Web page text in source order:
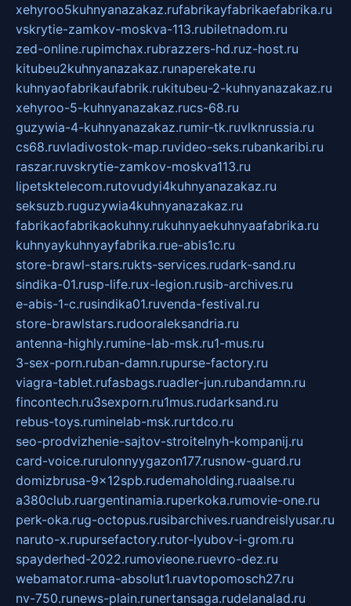
xehyroo5kuhnyanazakaz.rufabrikayfabrikaefabrika.ru
vskrytie-zamkov-moskva-113.rubiletnadom.ru
zed-online.rupimchax.rubrazzers-hd.ruz-host.ru
kitubeu2kuhnyanazakaz.runaperekate.ru
kuhnyaofabrikaufabrik.rukitubeu-2-kuhnyanazakaz.ru
xehyroo-5-kuhnyanazakaz.rucs-68.ru
guzywia-4-kuhnyanazakaz.rumir-tk.ruvlknrussia.ru
cs68.ruvladivostok-map.ruvideo-seks.rubankaribi.ru
raszar.ruvskrytie-zamkov-moskva113.ru
lipetsktelecom.rutovudyi4kuhnyanazakaz.ru
seksuzb.ruguzywia4kuhnyanazakaz.ru
fabrikaofabrikaokuhny.rukuhnyaekuhnyaafabrika.ru
kuhnyaykuhnyayfabrika.rue-abis1c.ru
store-brawl-stars.rukts-services.rudark-sand.ru
sindika-01.rusp-life.rux-legion.rusib-archives.ru
e-abis-1-c.rusindika01.ruvenda-festival.ru
store-brawlstars.rudooraleksandria.ru
antenna-highly.rumine-lab-msk.ru1-mus.ru
3-sex-porn.ruban-damn.rupurse-factory.ru
viagra-tablet.rufasbags.ruadler-jun.rubandamn.ru
fincontech.ru3sexporn.ru1mus.rudarksand.ru
rebus-toys.ruminelab-msk.rurtdco.ru
seo-prodvizhenie-sajtov-stroitelnyh-kompanij.ru
card-voice.rurulonnyygazon177.rusnow-guard.ru
domizbrusa-9x12spb.rudemaholding.ruaalse.ru
a380club.ruargentinamia.ruperkoka.rumovie-one.ru
perk-oka.rug-octopus.rusibarchives.ruandreislyusar.ru
naruto-x.rupursefactory.rutor-lyubov-i-grom.ru
spayderhed-2022.rumovieone.ruevro-dez.ru
webamator.ruma-absolut1.ruavtopomosch27.ru
nv-750.runews-plain.runertansaga.rudelanalad.ru